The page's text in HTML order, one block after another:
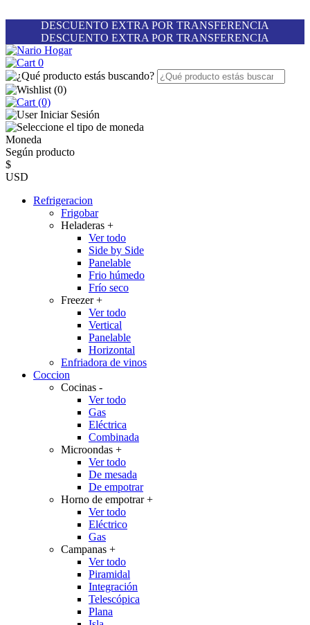
DESCUENTO EXTRA POR TRANSFERENCIA
DESCUENTO EXTRA POR TRANSFERENCIA
0
(0)
(0)
Iniciar Sesión
Moneda
Según producto
$
USD
Refrigeracion
Frigobar
Heladeras +
Ver todo
Side by Side
Panelable
Frio húmedo
Frío seco
Freezer+
Ver todo
Vertical
Panelable
Horizontal
Enfriadora de vinos
Coccion
Cocinas -
Ver todo
Gas
Eléctrica
Combinada
Microondas +
Ver todo
De mesada
De empotrar
Horno de empotrar+
Ver todo
Eléctrico
Gas
Campanas +
Ver todo
Piramidal
Integración
Telescópica
Plana